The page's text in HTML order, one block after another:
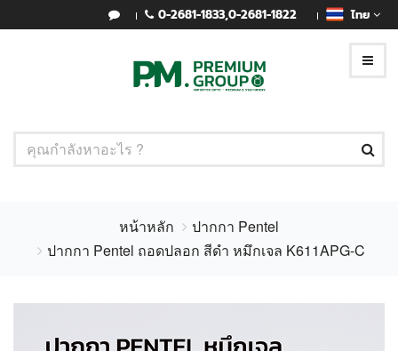
0-2681-1833,0-2681-1822 ไทย
หน้าหลัก
ปากกา Pentel
ปากกา Pentel ถอดปลอก สีดำ หมึกเจล K611APG-C